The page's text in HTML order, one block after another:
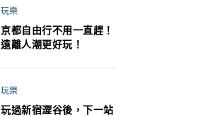
法！
玩樂
京都自由行不用一直趕！
遠離人潮更好玩！
玩樂
玩過新宿澀谷後，下一站